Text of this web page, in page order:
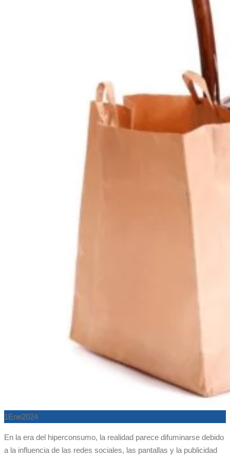
1Ene2024
En la era del hiperconsumo, la realidad parece difuminarse debido
a la influencia de las redes sociales, las pantallas y la publicidad